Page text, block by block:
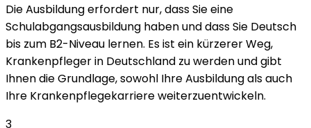
Die Ausbildung erfordert nur, dass Sie eine
Schulabgangsausbildung haben und dass Sie Deutsch
bis zum B2-Niveau lernen. Es ist ein kürzerer Weg,
Krankenpfleger in Deutschland zu werden und gibt
Ihnen die Grundlage, sowohl Ihre Ausbildung als auch
Ihre Krankenpflegekarriere weiterzuentwickeln.
3